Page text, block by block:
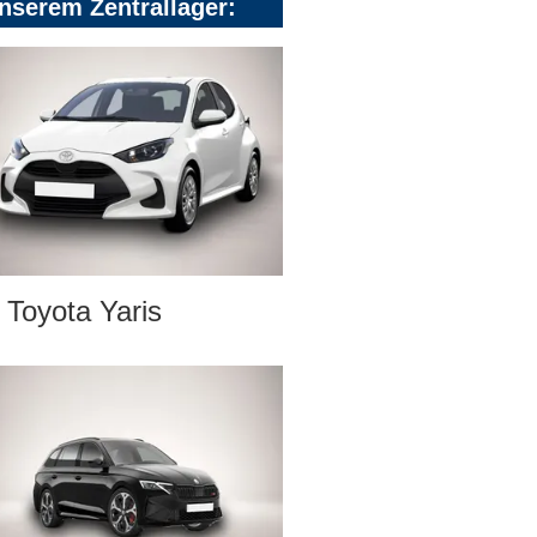
Zentrallager:
Toyota Yaris